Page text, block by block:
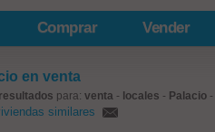
Comprar Vender
en venta
para: venta - locales - Palacio -
similares